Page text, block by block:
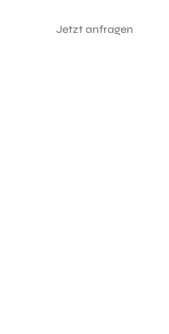
Jetzt anfragen